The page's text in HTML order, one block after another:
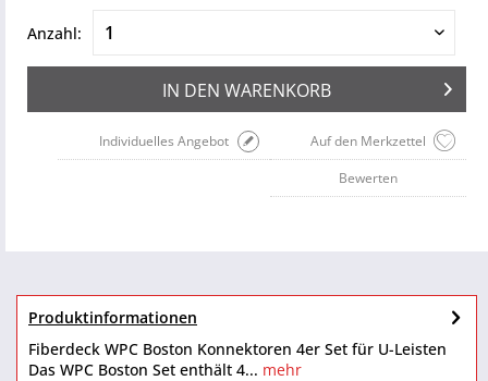
Anzahl:
IN DEN WARENKORB
Auf den Merkzettel
Individuelles Angebot
Bewerten
Produktinformationen
Fiberdeck WPC Boston Konnektoren 4er Set für U-Leisten
Das WPC Boston Set enthält 4... mehr